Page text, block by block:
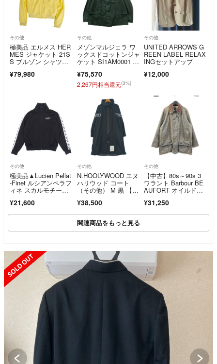
その他
極美品 エルメス HER
MES ジャケット 21S
S ブルゾン シャツジ
プ シアサッカー メン
¥79,980
その他
メゾンマルジェラ ワ
ックスドコットンジャ
ケット SI1AM0001 メ
ison Margiela
¥75,570
2,267円相当還元(3%)
その他
UNITED ARROWS G
REEN LABEL RELAX
INGセットアップ
¥12,000
その他
極美品▲Lucien Pellat
-Finet ルシアンペラフ
ィネ スカルモチー
イン ブルゾン トラッ
クジャケット ブラッ
¥21,600
その他
N.HOOLYWOOD エヌ
ハリウッド コート
（その他） M 黒 【古
料】
¥38,500
その他
【中古】80s～90s 3
ワラント Barbour BE
AUFORT オイルドジ
明 カーキ バブアー[1
7][240017786689]
¥31,250
関連商品をもっと見る